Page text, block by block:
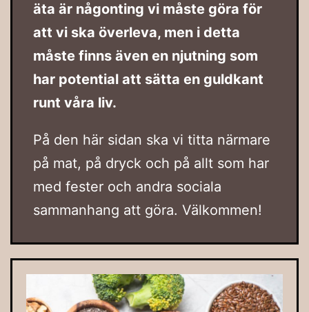
äta är någonting vi måste göra för
att vi ska överleva, men i detta
måste finns även en njutning som
har potential att sätta en guldkant
runt våra liv.
På den här sidan ska vi titta närmare
på mat, på dryck och på allt som har
med fester och andra sociala
sammanhang att göra. Välkommen!